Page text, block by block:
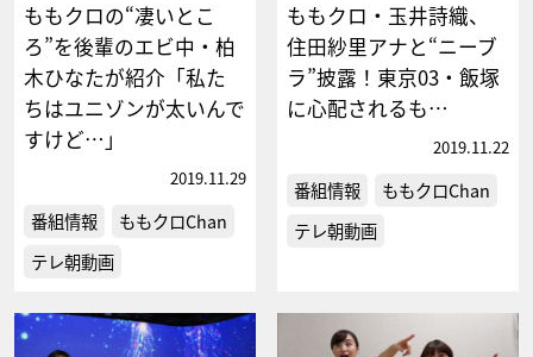
ももクロの“凄いとこ
ろ”を後輩のエビ中・柏
木ひなたが紹介「私た
ちはユニゾンが太いんで
すけど…」
2019.11.29
番組情報
ももクロChan
テレ朝動画
ももクロ・玉井詩織、
住田紗里アナと“ニーブ
ラ”披露！東京03・飯塚
に心配されるも…
2019.11.22
番組情報
ももクロChan
テレ朝動画